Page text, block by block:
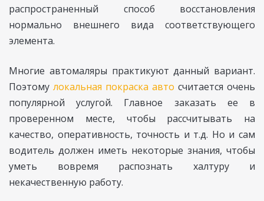
распространенный способ восстановления
нормально внешнего вида соответствующего
элемента.
Многие автомаляры практикуют данный вариант.
Поэтому локальная покраска авто считается очень
популярной услугой. Главное заказать ее в
проверенном месте, чтобы рассчитывать на
качество, оперативность, точность и т.д. Но и сам
водитель должен иметь некоторые знания, чтобы
уметь вовремя распознать халтуру и
некачественную работу.